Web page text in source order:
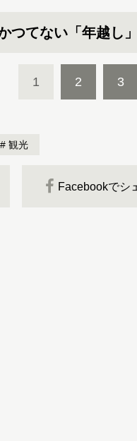
つてない「年越し
1 2 3
観光
Facebookでシ